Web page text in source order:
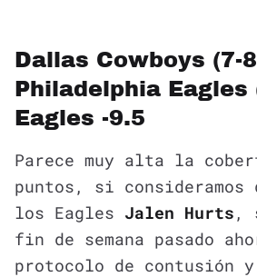
Dallas Cowboys (7-
Philadelphia Eagles
Eagles -9.5
Parece muy alta la
puntos, si consideramos
los Eagles Jalen Hurts ,
fin de semana pasado
protocolo de contusión